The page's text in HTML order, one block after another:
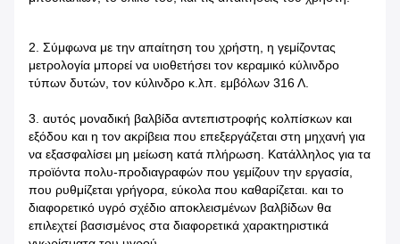
2. Σύμφωνα με την απαίτηση του χρήστη, η γεμίζοντας
μετρολογία μπορεί να υιοθετήσει τον κεραμικό κύλινδρο
τύπων δυτών, τον κύλινδρο κ.λπ. εμβόλων 316 Λ.
3. αυτός μοναδική βαλβίδα αντεπιστροφής κολπίσκων και
εξόδου και η τον ακρίβεια που επεξεργάζεται στη μηχανή για
να εξασφαλίσει μη μείωση κατά πλήρωση. Κατάλληλος για τα
προϊόντα πολυ-προδιαγραφών που γεμίζουν την εργασία,
που ρυθμίζεται γρήγορα, εύκολα που καθαρίζεται. και το
διαφορετικό υγρό σχέδιο αποκλεισμένων βαλβίδων θα
επιλεχτεί βασισμένος στα διαφορετικά χαρακτηριστικά